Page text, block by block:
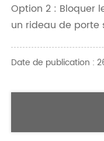
Option 2 : Bloquer
un rideau de porte
Date de publication :